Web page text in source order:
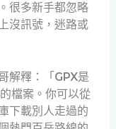
很多新手都忽略
沒訊號，迷路或
解釋：「 GPX是
檔案。你可以從
下載別人走過的